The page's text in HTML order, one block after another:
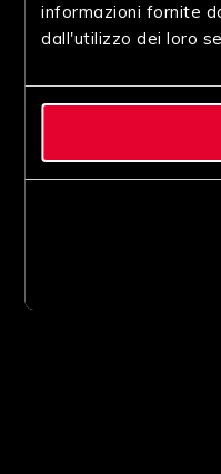
informazioni fornite
dall'utilizzo dei loro